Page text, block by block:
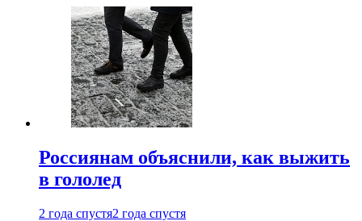
Россиянам объяснили, как выжить
в гололед
2 года спустя2 года спустя